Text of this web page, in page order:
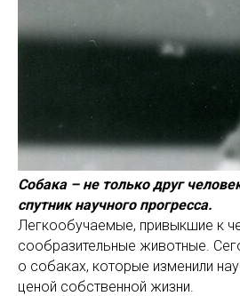
Собака – не только друг
спутник научного прогресса.
Легкообучаемые, привыкшие к
сообразительные животные.
о собаках, которые изменили
ценой собственной жизни.